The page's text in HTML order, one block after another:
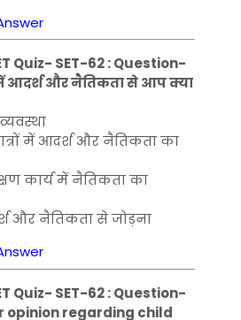
Quiz- SET-62 : Question-
में आदर्श और नैतिकता से आप क्या
में आदर्श और नैतिकता का
कार्य में नैतिकता का
और नैतिकता से जोड़ना
Quiz- SET-62 : Question-
opinion regarding child